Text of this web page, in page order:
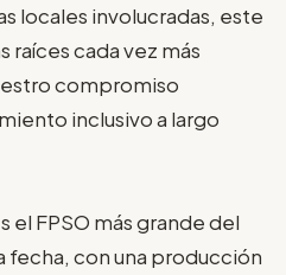
locales involucradas, este
cada vez más
compromiso
inclusivo a largo
el FPSO más grande del
fecha, con una producción